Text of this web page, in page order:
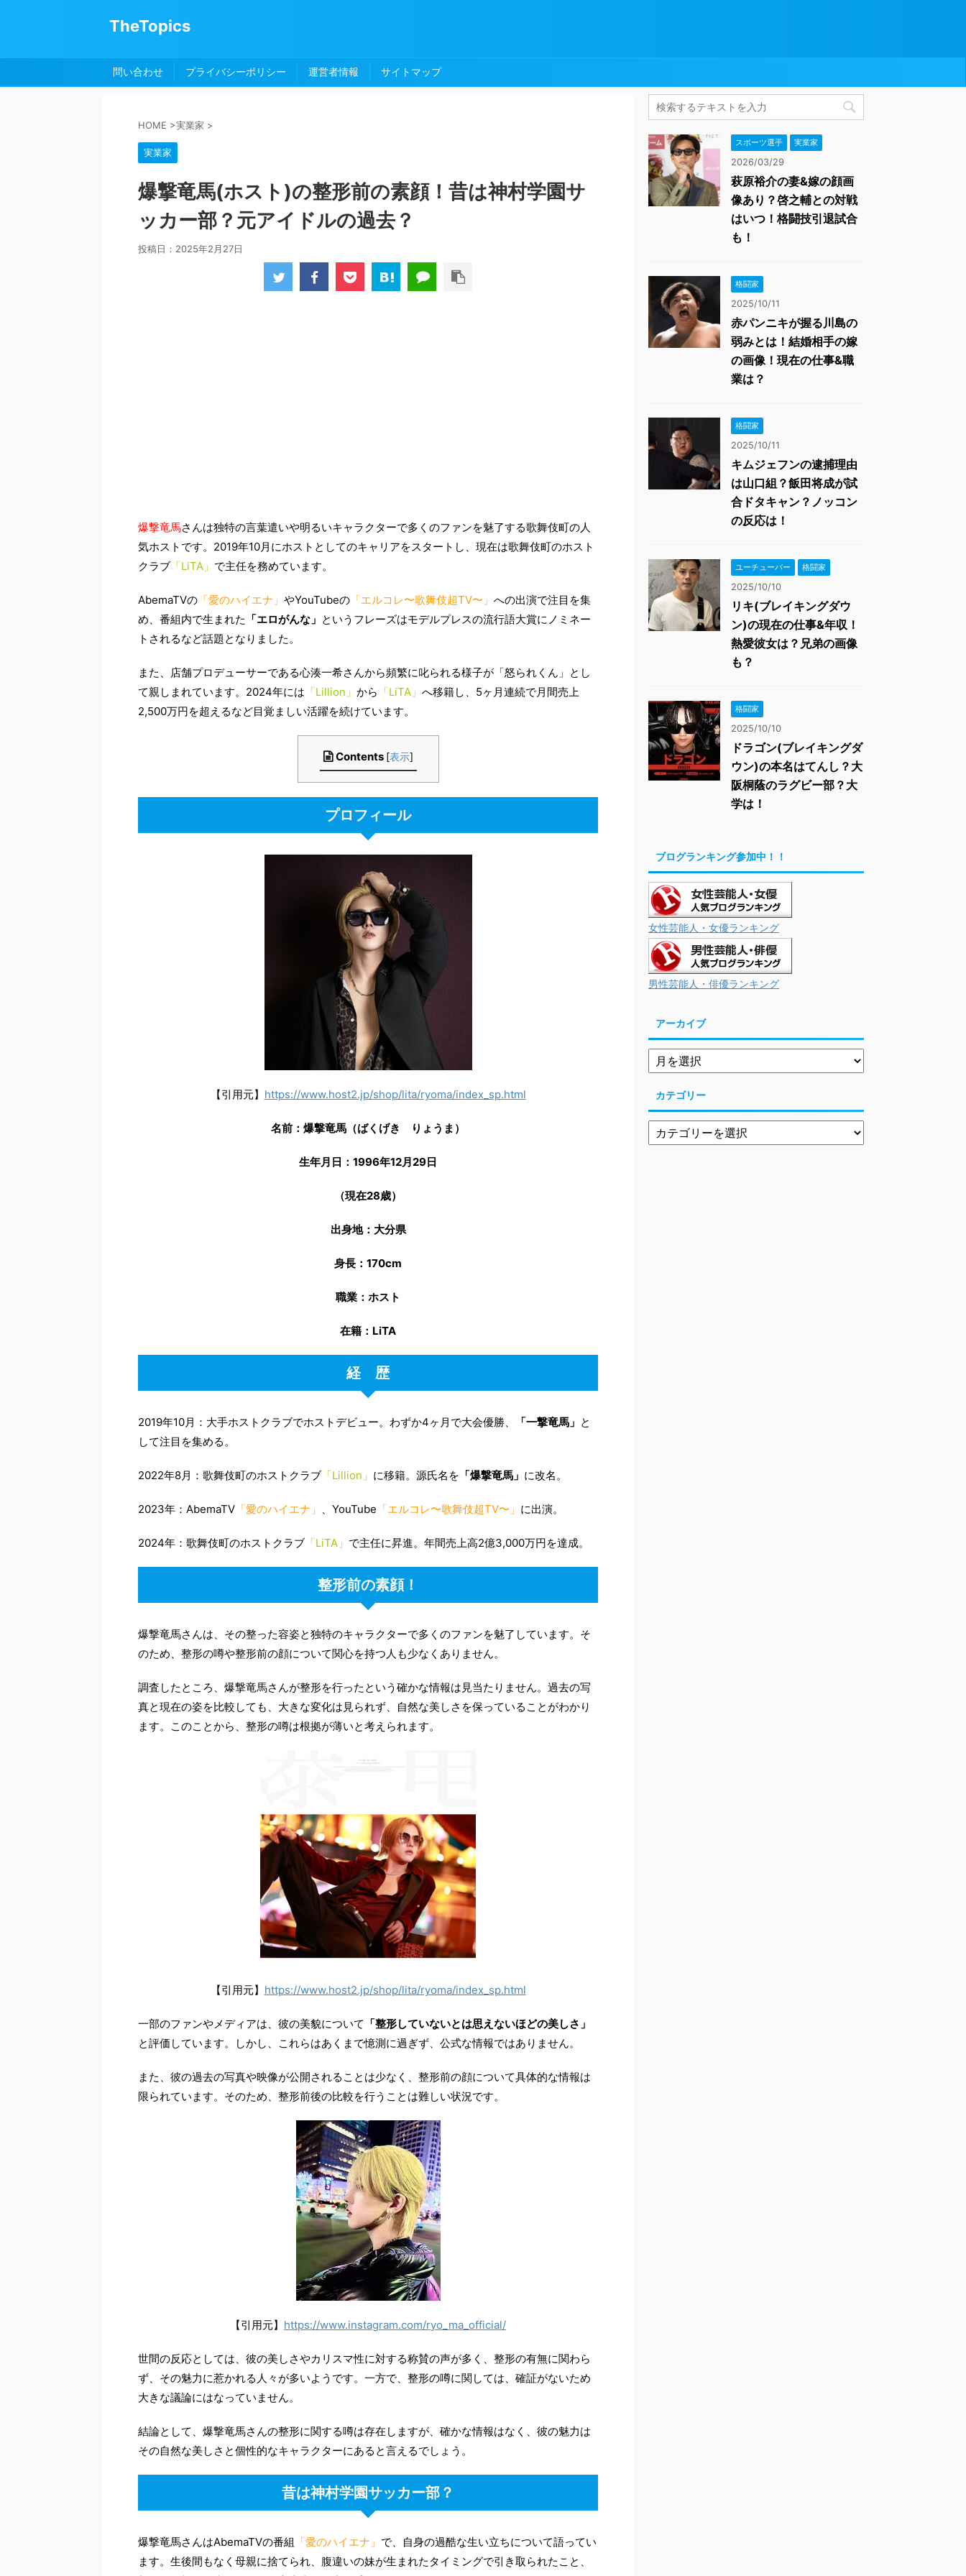
TheTopics
問い合わせ プライバシーポリシー 運営者情報 サイトマップ
HOME >実業家 >
実業家
爆撃竜馬(ホスト)の整形前の素顔！昔は神村学園サ
ッカー部？元アイドルの過去？
投稿日： 2025年2月27日
爆撃竜馬さんは独特の言葉遣いや明るいキャラクターで多くのファンを魅了する歌舞伎町の人
気ホストです。2019年10月にホストとしてのキャリアをスタートし、現在は歌舞伎町のホスト
クラブ 「LiTA」 で主任を務めています。
AbemaTVの 「愛のハイエナ」 やYouTubeの 「エルコレ〜歌舞伎超TV〜」 への出演で注目を集
め、番組内で生まれた 「エロがんな」 というフレーズはモデルプレスの流行語大賞にノミネー
トされるなど話題となりました。
また、店舗プロデューサーである心湊一希さんから頻繁に叱られる様子が「怒られくん」とし
て親しまれています。2024年には 「Lillion」 から 「LiTA」 へ移籍し、5ヶ月連続で月間売上
2,500万円を超えるなど目覚ましい活躍を続けています。
Contents [表示]
プロフィール
【引用元】 https://www.host2.jp/shop/lita/ryoma/index_sp.html
名前：爆撃竜馬（ばくげき りょうま）
生年月日：1996年12月29日
（現在28歳）
出身地：大分県
身長：170cm
職業：ホスト
在籍：LiTA
経 歴
2019年10月：大手ホストクラブでホストデビュー。わずか4ヶ月で大会優勝、 「一撃竜馬」 と
して注目を集める。
2022年8月：歌舞伎町のホストクラブ 「Lillion」 に移籍。源氏名を 「爆撃竜馬」 に改名。
2023年：AbemaTV 「愛のハイエナ」 、YouTube 「エルコレ〜歌舞伎超TV〜」 に出演。
2024年：歌舞伎町のホストクラブ 「LiTA」 で主任に昇進。年間売上高2億3,000万円を達成。
整形前の素顔！
爆撃竜馬さんは、その整った容姿と独特のキャラクターで多くのファンを魅了しています。そ
のため、整形の噂や整形前の顔について関心を持つ人も少なくありません。
調査したところ、爆撃竜馬さんが整形を行ったという確かな情報は見当たりません。過去の写
真と現在の姿を比較しても、大きな変化は見られず、自然な美しさを保っていることがわかり
ます。このことから、整形の噂は根拠が薄いと考えられます。
【引用元】 https://www.host2.jp/shop/lita/ryoma/index_sp.html
一部のファンやメディアは、彼の美貌について 「整形していないとは思えないほどの美しさ」
と評価しています。しかし、これらはあくまで憶測に過ぎず、公式な情報ではありません。
また、彼の過去の写真や映像が公開されることは少なく、整形前の顔について具体的な情報は
限られています。そのため、整形前後の比較を行うことは難しい状況です。
【引用元】 https://www.instagram.com/ryo_ma_official/
世間の反応としては、彼の美しさやカリスマ性に対する称賛の声が多く、整形の有無に関わら
ず、その魅力に惹かれる人々が多いようです。一方で、整形の噂に関しては、確証がないため
大きな議論にはなっていません。
結論として、爆撃竜馬さんの整形に関する噂は存在しますが、確かな情報はなく、彼の魅力は
その自然な美しさと個性的なキャラクターにあると言えるでしょう。
昔は神村学園サッカー部？
爆撃竜馬さんはAbemaTVの番組 「愛のハイエナ」 で、自身の過酷な生い立ちについて語ってい
ます。生後間もなく母親に捨てられ、腹違いの妹が生まれたタイミングで引き取られたこと、
スポーツ選手 実業家
2026/03/29
萩原裕介の妻&嫁の顔画
像あり？啓之輔との対戦
はいつ！格闘技引退試合
も！
格闘家
2025/10/11
赤パンニキが握る川島の
弱みとは！結婚相手の嫁
の画像！現在の仕事&職
業は？
格闘家
2025/10/11
キムジェフンの逮捕理由
は山口組？飯田将成が試
合ドタキャン？ノッコン
の反応は！
ユーチューバー 格闘家
2025/10/10
リキ(ブレイキングダウ
ン)の現在の仕事&年収！
熱愛彼女は？兄弟の画像
も？
格闘家
2025/10/10
ドラゴン(ブレイキングダ
ウン)の本名はてんし？大
阪桐蔭のラグビー部？大
学は！
ブログランキング参加中！！
女性芸能人・女優ランキング
男性芸能人・俳優ランキング
アーカイブ
カテゴリー